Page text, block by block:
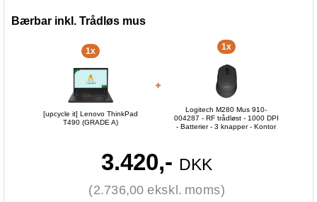
Bærbar inkl. Trådløs mus
1x
[upcycle it] Lenovo ThinkPad
T490 (GRADE A)
1x
Logitech M280 Mus 910-
004287 - RF trådløst - 1000 DPI
- Batterier - 3 knapper - Kontor
3.420,- DKK
(2.736,00 ekskl. moms)